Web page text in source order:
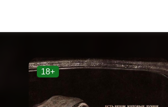
18+